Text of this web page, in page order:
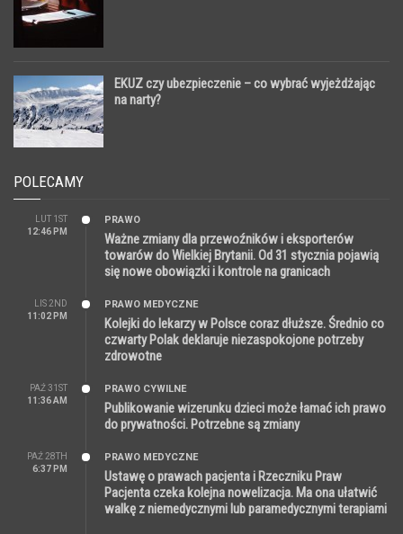
EKUZ czy ubezpieczenie – co wybrać wyjeżdżając
na narty?
POLECAMY
LUT 1ST
12:46 PM
PRAWO
Ważne zmiany dla przewoźników i eksporterów
towarów do Wielkiej Brytanii. Od 31 stycznia pojawią
się nowe obowiązki i kontrole na granicach
LIS 2ND
11:02 PM
PRAWO MEDYCZNE
Kolejki do lekarzy w Polsce coraz dłuższe. Średnio co
czwarty Polak deklaruje niezaspokojone potrzeby
zdrowotne
PAŹ 31ST
11:36 AM
PRAWO CYWILNE
Publikowanie wizerunku dzieci może łamać ich prawo
do prywatności. Potrzebne są zmiany
PAŹ 28TH
6:37 PM
PRAWO MEDYCZNE
Ustawę o prawach pacjenta i Rzeczniku Praw
Pacjenta czeka kolejna nowelizacja. Ma ona ułatwić
walkę z niemedycznymi lub paramedycznymi terapiami